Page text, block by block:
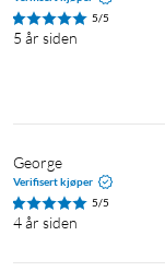
5/5
5 år siden
George
Verifisert kjøper
5/5
4 år siden